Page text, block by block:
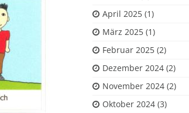
April 2025 (1)
März 2025 (1)
Februar 2025 (2)
Dezember 2024 (2)
November 2024 (2)
Oktober 2024 (3)